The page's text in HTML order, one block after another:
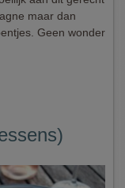
maar dan
Geen wonder